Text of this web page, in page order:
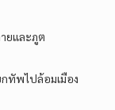
ยและภูต
ทัพไปล้อมเมือง